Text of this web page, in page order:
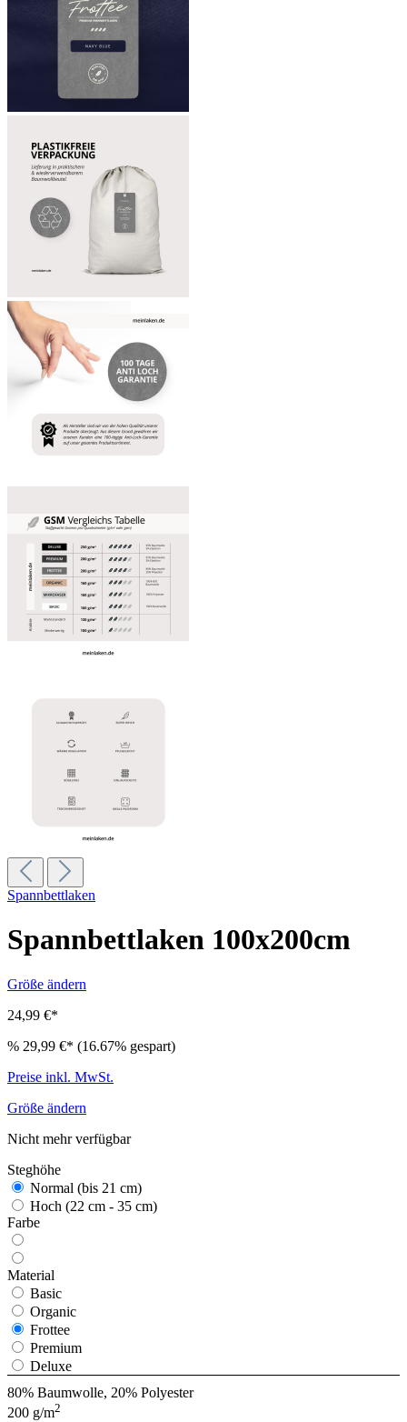
Spannbettlaken
Spannbettlaken 100x200cm
Größe ändern
24,99 €*
% 29,99 €* (16.67% gespart)
Preise inkl. MwSt.
Größe ändern
Nicht mehr verfügbar
Steghöhe
Normal (bis 21 cm)
Hoch (22 cm - 35 cm)
Farbe
Material
Basic
Organic
Frottee
Premium
Deluxe
80% Baumwolle, 20% Polyester
200 g/m2